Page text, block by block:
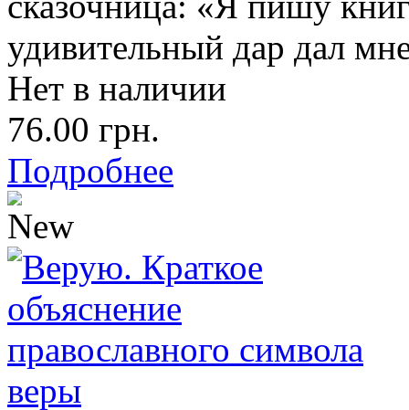
удивительный дар дал
Нет в наличии
76.00 грн.
Подробнее